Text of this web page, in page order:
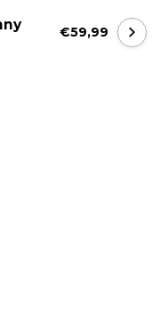
€59,99